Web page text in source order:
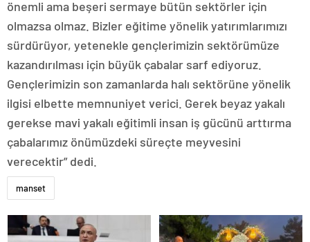
önemli ama beşeri sermaye bütün sektörler için
olmazsa olmaz. Bizler eğitime yönelik yatırımlarımızı
sürdürüyor, yetenekle gençlerimizin sektörümüze
kazandırılması için büyük çabalar sarf ediyoruz.
Gençlerimizin son zamanlarda halı sektörüne yönelik
ilgisi elbette memnuniyet verici. Gerek beyaz yakalı
gerekse mavi yakalı eğitimli insan iş gücünü arttırma
çabalarımız önümüzdeki süreçte meyvesini
verecektir” dedi.
manset